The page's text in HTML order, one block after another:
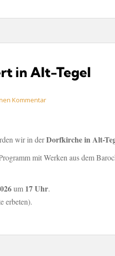
in Alt-Tegel
Kommentar
wir in derDorfkirche in Alt-
mit Werken aus dem
um 17 Uhr.
erbeten).